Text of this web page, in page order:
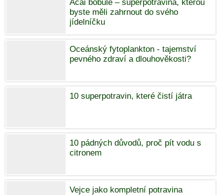
Acai bobule – superpotravina, kterou
byste měli zahrnout do svého
jídelníčku
Oceánský fytoplankton - tajemství
pevného zdraví a dlouhověkosti?
10 superpotravin, které čistí játra
10 pádných důvodů, proč pít vodu s
citronem
Vejce jako kompletní potravina